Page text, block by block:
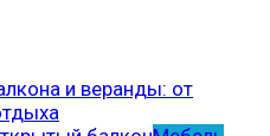
и веранды: от